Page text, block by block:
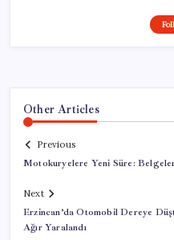
Other Articles
Previous
Motokuryelere Yeni Süre:
Next
Erzincan’da Otomobil Dereye
Ağır Yaralandı